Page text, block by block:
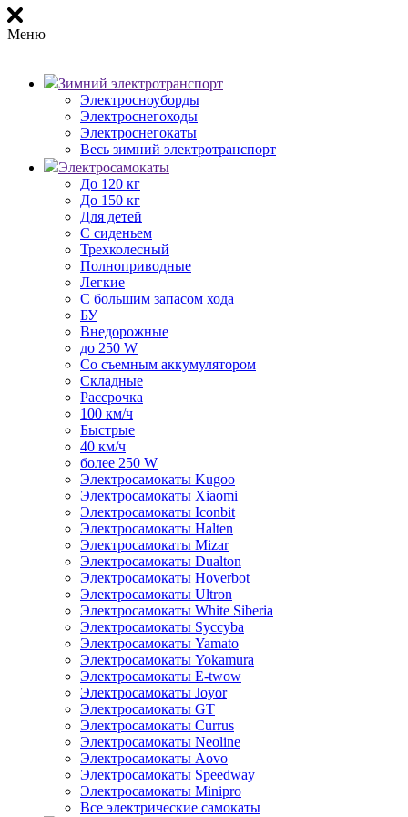
Меню
Зимний электротранспорт
Электросноуборды
Электроснегоходы
Электроснегокаты
Весь зимний электротранспорт
Электросамокаты
До 120 кг
До 150 кг
Для детей
С сиденьем
Трехколесный
Полноприводные
Легкие
С большим запасом хода
БУ
Внедорожные
до 250 W
Со съемным аккумулятором
Складные
Рассрочка
100 км/ч
Быстрые
40 км/ч
более 250 W
Электросамокаты Kugoo
Электросамокаты Xiaomi
Электросамокаты Iconbit
Электросамокаты Halten
Электросамокаты Mizar
Электросамокаты Dualton
Электросамокаты Hoverbot
Электросамокаты Ultron
Электросамокаты White Siberia
Электросамокаты Syccyba
Электросамокаты Yamato
Электросамокаты Yokamura
Электросамокаты E-twow
Электросамокаты Joyor
Электросамокаты GT
Электросамокаты Currus
Электросамокаты Neoline
Электросамокаты Aovo
Электросамокаты Speedway
Электросамокаты Minipro
Все электрические самокаты